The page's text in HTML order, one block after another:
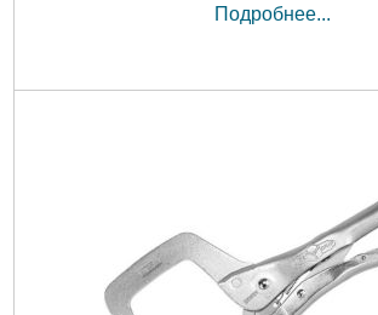
Подробнее...